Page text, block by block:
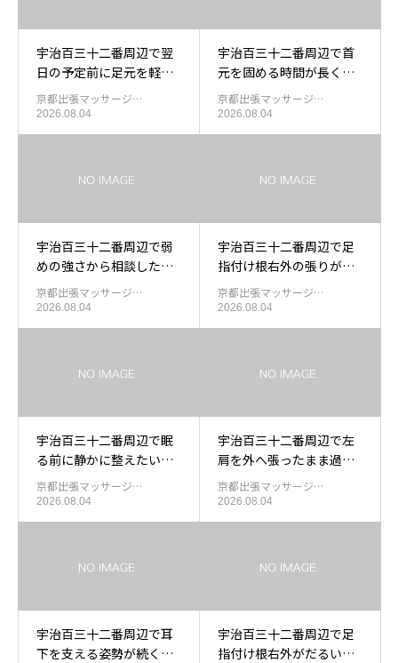
宇治百三十二番周辺で翌
日の予定前に足元を軽く
したい日の出張もみほぐ
し
京都出張マッサージ…
2026.08.04
宇治百三十二番周辺で首
元を固める時間が長くな
ったあと肩外左中を休め
る出張マッサージ
京都出張マッサージ…
2026.08.04
宇治百三十二番周辺で弱
めの強さから相談したい
方の出張もみほぐし
京都出張マッサージ…
2026.08.04
宇治百三十二番周辺で足
指付け根右外の張りが残
った日の足裏を休める出
張もみほぐし
京都出張マッサージ…
2026.08.04
宇治百三十二番周辺で眠
る前に静かに整えたい日
の出張もみほぐし
京都出張マッサージ…
2026.08.04
宇治百三十二番周辺で左
肩を外へ張ったまま過ご
したあと肩外左中を休め
る出張もみほぐし
京都出張マッサージ…
2026.08.04
宇治百三十二番周辺で耳
下を支える姿勢が続く時
宇治百三十二番周辺で足
指付け根右外がだるい日